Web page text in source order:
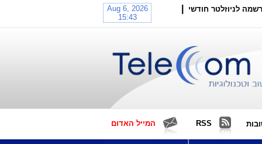
לניוזלטר חודשי
RSS המייל האדום